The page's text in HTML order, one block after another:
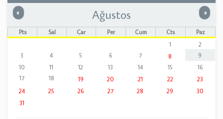
« Önceki »
Ağustos
Pts Sal Çar Per Cum Cts
Paz
1
2
3
4 5 6 7 8
9
10
11 12 13 14 15
16
17
18 19 20 21 22
23
24
25 26 27 28 29
30
31